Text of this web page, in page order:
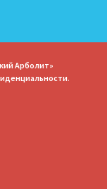
Арболит»
.